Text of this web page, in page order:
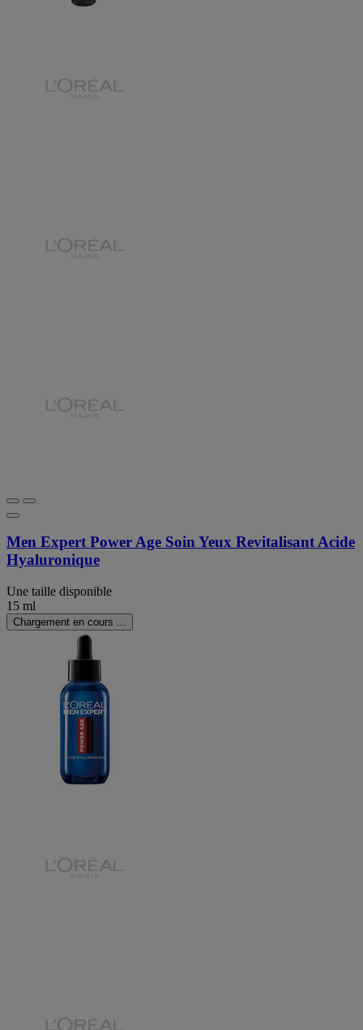
Men Expert Power Age Soin Yeux Revitalisant Acide
Hyaluronique
Une taille disponible
15 ml
Chargement en cours ...